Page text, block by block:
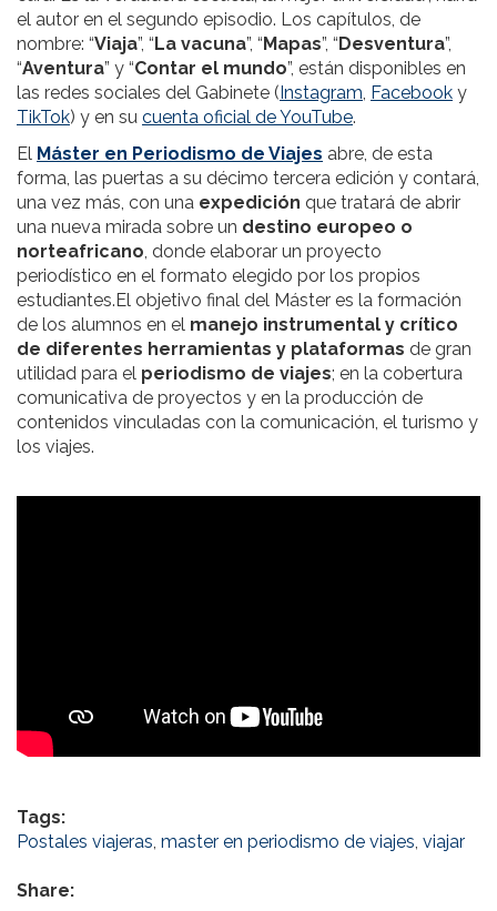
el autor en el segundo episodio. Los capítulos, de
nombre: “Viaja”, “ La vacuna”, “ Mapas”, “ Desventura”,
“Aventura” y “Contar el mundo”, están disponibles en
las redes sociales del Gabinete ( Instagram, Facebook y
TikTok) y en su cuenta oficial de YouTube.
El Máster en Periodismo de Viajes abre, de esta
forma, las puertas a su décimo tercera edición y contará,
una vez más, con una expedición que tratará de abrir
una nueva mirada sobre un destino europeo o
norteafricano, donde elaborar un proyecto
periodístico en el formato elegido por los propios
estudiantes.El objetivo final del Máster es la formación
de los alumnos en el manejo instrumental y crítico
de diferentes herramientas y plataformas de gran
utilidad para el periodismo de viajes; en la cobertura
comunicativa de proyectos y en la producción de
contenidos vinculadas con la comunicación, el turismo y
los viajes.
Tags:
Postales viajeras, master en periodismo de viajes, viajar
Share: